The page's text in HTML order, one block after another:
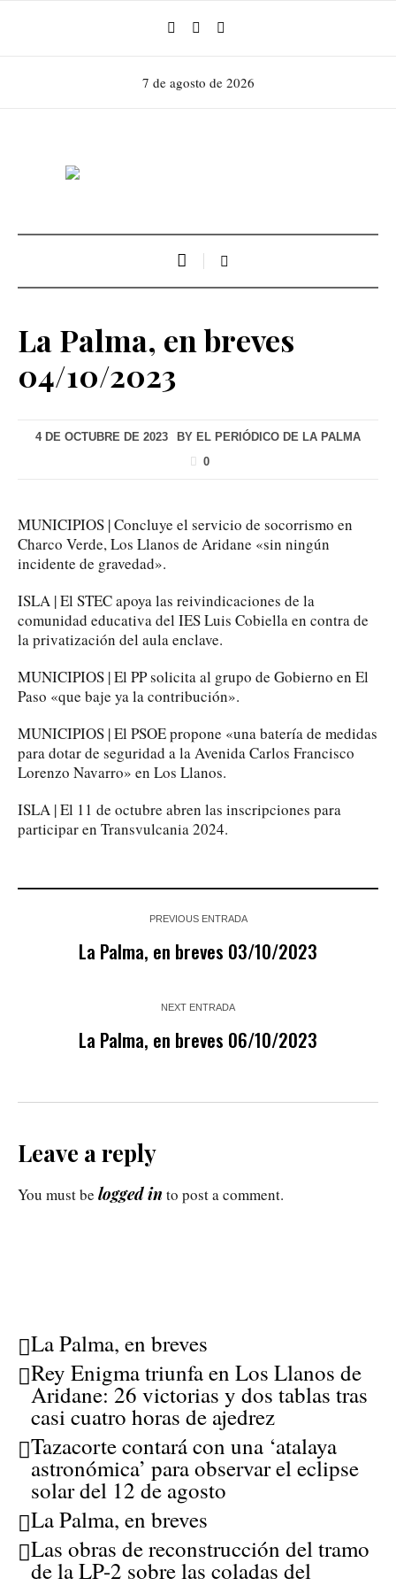
7 de agosto de 2026
La Palma, en breves
04/10/2023
4 DE OCTUBRE DE 2023 BY EL PERIÓDICO DE LA PALMA
0
MUNICIPIOS | Concluye el servicio de socorrismo en
Charco Verde, Los Llanos de Aridane «sin ningún
incidente de gravedad».
ISLA | El STEC apoya las reivindicaciones de la
comunidad educativa del IES Luis Cobiella en contra de
la privatización del aula enclave.
MUNICIPIOS | El PP solicita al grupo de Gobierno en El
Paso «que baje ya la contribución».
MUNICIPIOS | El PSOE propone «una batería de medidas
para dotar de seguridad a la Avenida Carlos Francisco
Lorenzo Navarro» en Los Llanos.
ISLA | El 11 de octubre abren las inscripciones para
participar en Transvulcania 2024.
PREVIOUS ENTRADA
La Palma, en breves 03/10/2023
NEXT ENTRADA
La Palma, en breves 06/10/2023
Leave a reply
You must be logged in to post a comment.
La Palma, en breves
Rey Enigma triunfa en Los Llanos de
Aridane: 26 victorias y dos tablas tras
casi cuatro horas de ajedrez
Tazacorte contará con una ‘atalaya
astronómica’ para observar el eclipse
solar del 12 de agosto
La Palma, en breves
Las obras de reconstrucción del tramo
de la LP-2 sobre las coladas del